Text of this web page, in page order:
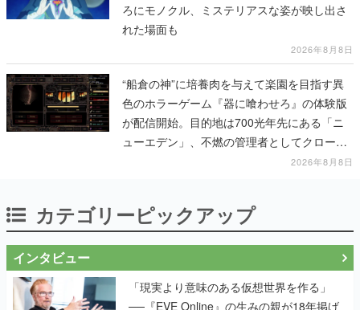
ろにモノクル、ミステリアスな姿が映し出さ
れた場面も
2026年8月8日
“船倉の神”に培養肉を与えて楽園を目指す異
色のホラーゲーム『器に喰わせろ』の体験版
が配信開始。目的地は700光年先にある「ニ
ューエデン」、不燃の管理者としてクローン
人間を増やし、加工して神に捧げる2026年8月8日
カテゴリーピックアップ
インタビュー
「現実より意味のある仮想世界を作る」
──『EVE Online』の生みの親が18年掲げ